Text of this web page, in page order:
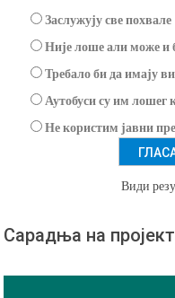
Заслужују све похвале
Није лоше али може и
Требало би да имају
Аутобуси су им лошег
Не користим јавни
Види
Сарадња на